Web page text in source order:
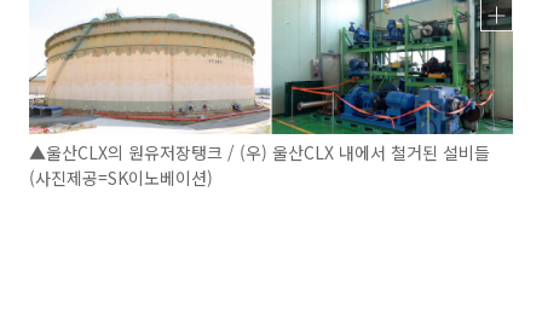
▲울산CLX의 원유저장탱크 / (우) 울산CLX 내에서 철거된 설비들
(사진제공=SK이노베이션)